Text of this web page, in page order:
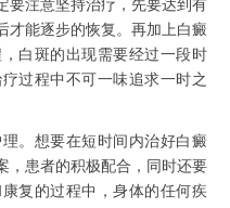
要注意坚持治疗，先要达到有
才能逐步的恢复。再加上白癜
白斑的出现需要经过一段时
过程中不可一味追求一时之
想要在短时间内治好白癜
，患者的积极配合，同时还要
复的过程中，身体的任何疾